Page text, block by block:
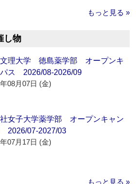
もっと見る »
し物
理大学 徳島薬学部 オープンキ
パス 2026/08-2026/09
08月07日 (金)
女子大学薬学部 オープンキャン
2026/07-2027/03
07月17日 (金)
もっと見る »